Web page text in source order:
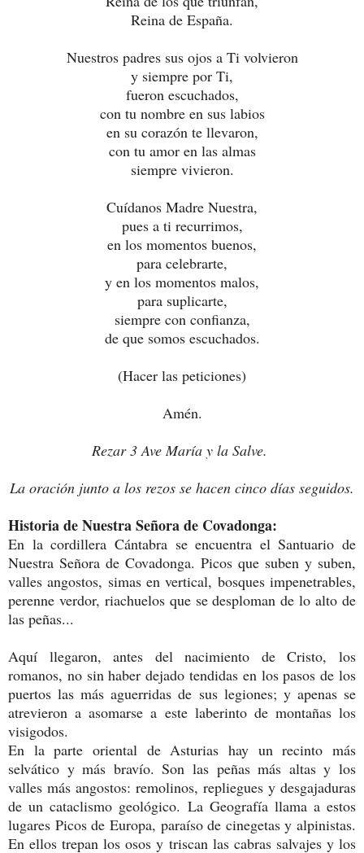
Reina de España.
Nuestros padres sus ojos a Ti volvieron
y siempre por Ti,
fueron escuchados,
con tu nombre en sus labios
en su corazón te llevaron,
con tu amor en las almas
siempre vivieron.
Cuídanos Madre Nuestra,
pues a ti recurrimos,
en los momentos buenos,
para celebrarte,
y en los momentos malos,
para suplicarte,
siempre con confianza,
de que somos escuchados.
(Hacer las peticiones)
Amén.
Rezar 3 Ave María y la Salve.
La oración junto a los rezos se hacen cinco días seguidos.
Historia de Nuestra Señora de Covadonga:
En la cordillera Cántabra se encuentra el Santuario de
Nuestra Señora de Covadonga. Picos que suben y suben,
valles angostos, simas en vertical, bosques impenetrables,
perenne verdor, riachuelos que se desploman de lo alto de
las peñas...
Aquí llegaron, antes del nacimiento de Cristo, los
romanos, no sin haber dejado tendidas en los pasos de los
puertos las más aguerridas de sus legiones; y apenas se
atrevieron a asomarse a este laberinto de montañas los
visigodos.
En la parte oriental de Asturias hay un recinto más
selvático y más bravío. Son las peñas más altas y los
valles más angostos: remolinos, repliegues y desgajaduras
de un cataclismo geológico. La Geografía llama a estos
lugares Picos de Europa, paraíso de cinegetas y alpinistas.
En ellos trepan los osos y triscan las cabras salvajes y los